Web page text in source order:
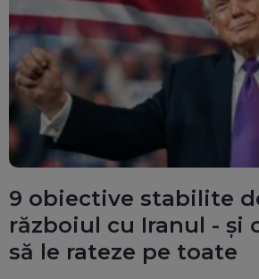
9 obiective stabilite
războiul cu Iranul - și
să le rateze pe toate